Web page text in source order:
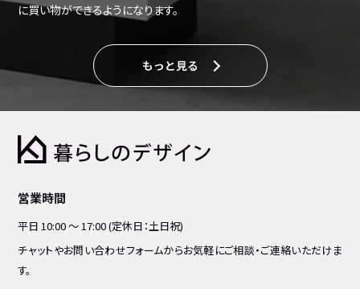
に買い物ができるようになります。
もっと見る
営業時間
平日 10:00 ～ 17:00 (定休日：土日祝)
チャットやお問い合わせフォームからお気軽にご相談・ご連絡いただけま
す。